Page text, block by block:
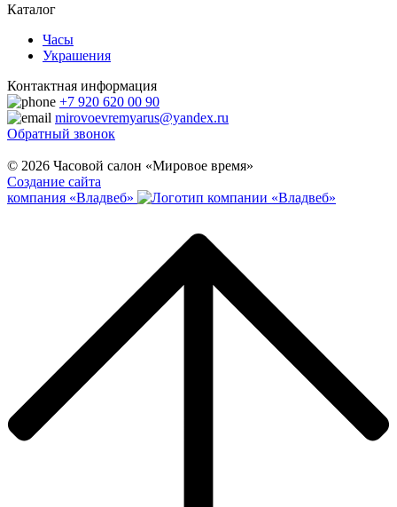
Каталог
Часы
Украшения
Контактная информация
+7 920 620 00 90
mirovoevremyarus@yandex.ru
Обратный звонок
© 2026 Часовой салон «Мировое время»
Создание сайта
компания «Владвеб»